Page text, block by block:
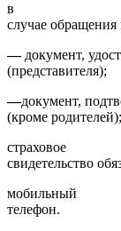
в
случае обращения
—документ,
(представителя);
—документ,
(кроме родителей);
страховое
свидетельство
мобильный
телефон.